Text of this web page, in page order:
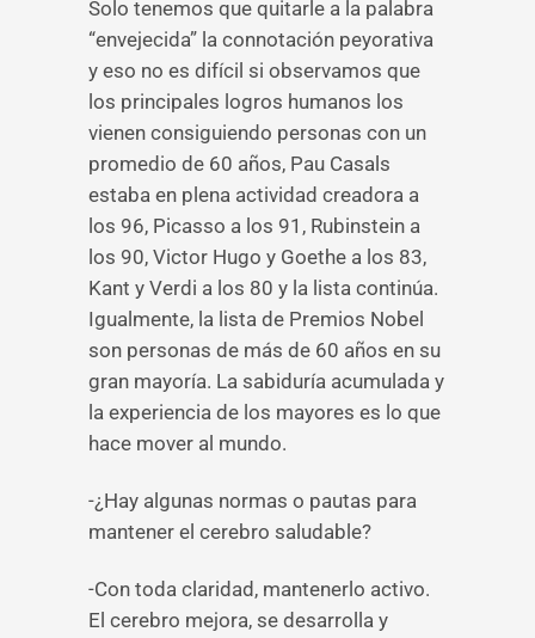
Solo tenemos que quitarle a la palabra
“envejecida” la connotación peyorativa
y eso no es difícil si observamos que
los principales logros humanos los
vienen consiguiendo personas con un
promedio de 60 años, Pau Casals
estaba en plena actividad creadora a
los 96, Picasso a los 91, Rubinstein a
los 90, Victor Hugo y Goethe a los 83,
Kant y Verdi a los 80 y la lista continúa.
Igualmente, la lista de Premios Nobel
son personas de más de 60 años en su
gran mayoría. La sabiduría acumulada y
la experiencia de los mayores es lo que
hace mover al mundo.
-¿Hay algunas normas o pautas para
mantener el cerebro saludable?
-Con toda claridad, mantenerlo activo.
El cerebro mejora, se desarrolla y